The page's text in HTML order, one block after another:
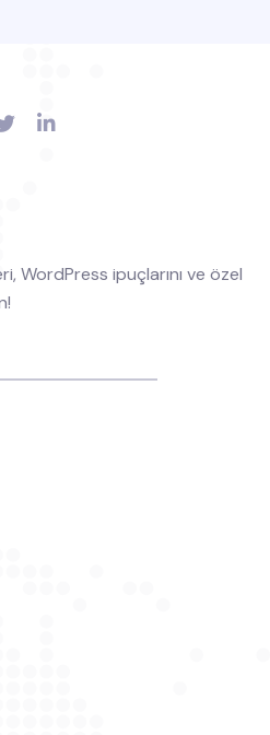
WordPress ipuçlarını ve özel